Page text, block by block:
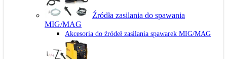
Źródła zasilania do spawania
MIG/MAG
Akcesoria do źródeł zasilania spawarek MIG/MAG